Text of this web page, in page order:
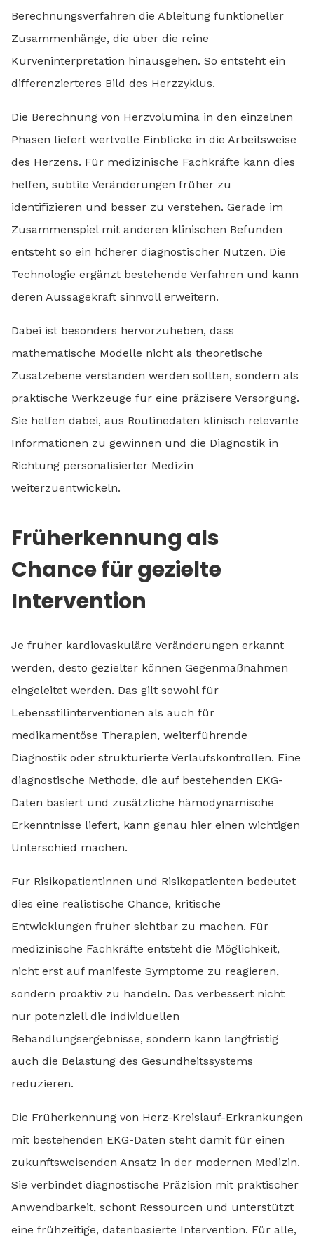
Berechnungsverfahren die Ableitung funktioneller
Zusammenhänge, die über die reine
Kurveninterpretation hinausgehen. So entsteht ein
differenzierteres Bild des Herzzyklus.
Die Berechnung von Herzvolumina in den einzelnen
Phasen liefert wertvolle Einblicke in die Arbeitsweise
des Herzens. Für medizinische Fachkräfte kann dies
helfen, subtile Veränderungen früher zu
identifizieren und besser zu verstehen. Gerade im
Zusammenspiel mit anderen klinischen Befunden
entsteht so ein höherer diagnostischer Nutzen. Die
Technologie ergänzt bestehende Verfahren und kann
deren Aussagekraft sinnvoll erweitern.
Dabei ist besonders hervorzuheben, dass
mathematische Modelle nicht als theoretische
Zusatzebene verstanden werden sollten, sondern als
praktische Werkzeuge für eine präzisere Versorgung.
Sie helfen dabei, aus Routinedaten klinisch relevante
Informationen zu gewinnen und die Diagnostik in
Richtung personalisierter Medizin
weiterzuentwickeln.
Früherkennung als
Chance für gezielte
Intervention
Je früher kardiovaskuläre Veränderungen erkannt
werden, desto gezielter können Gegenmaßnahmen
eingeleitet werden. Das gilt sowohl für
Lebensstilinterventionen als auch für
medikamentöse Therapien, weiterführende
Diagnostik oder strukturierte Verlaufskontrollen. Eine
diagnostische Methode, die auf bestehenden EKG-
Daten basiert und zusätzliche hämodynamische
Erkenntnisse liefert, kann genau hier einen wichtigen
Unterschied machen.
Für Risikopatientinnen und Risikopatienten bedeutet
dies eine realistische Chance, kritische
Entwicklungen früher sichtbar zu machen. Für
medizinische Fachkräfte entsteht die Möglichkeit,
nicht erst auf manifeste Symptome zu reagieren,
sondern proaktiv zu handeln. Das verbessert nicht
nur potenziell die individuellen
Behandlungsergebnisse, sondern kann langfristig
auch die Belastung des Gesundheitssystems
reduzieren.
Die Früherkennung von Herz-Kreislauf-Erkrankungen
mit bestehenden EKG-Daten steht damit für einen
zukunftsweisenden Ansatz in der modernen Medizin.
Sie verbindet diagnostische Präzision mit praktischer
Anwendbarkeit, schont Ressourcen und unterstützt
eine frühzeitige, datenbasierte Intervention. Für alle,